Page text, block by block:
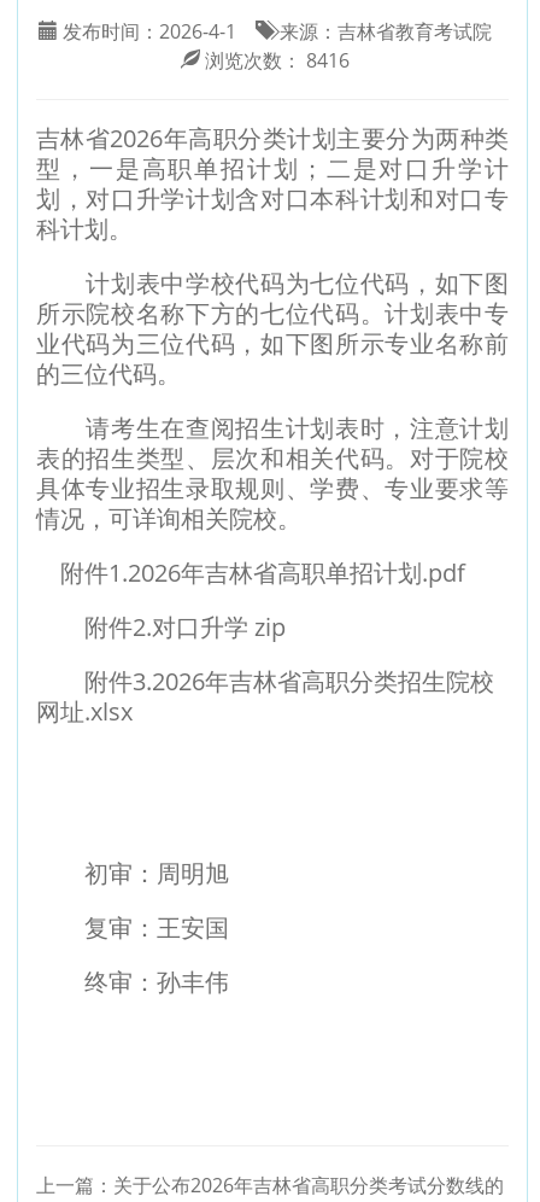
发布时间： 2026-4-1 来源： 吉林省教育考试院
浏览次数： 8416
吉林省2026年高职分类计划主要分为两种类
型，一是高职单招计划；二是对口升学计
划，对口升学计划含对口本科计划和对口专
科计划。
计划表中学校代码为七位代码，如下图
所示院校名称下方的七位代码。计划表中专
业代码为三位代码，如下图所示专业名称前
的三位代码。
请考生在查阅招生计划表时，注意计划
表的招生类型、层次和相关代码。对于院校
具体专业招生录取规则、学费、专业要求等
情况，可详询相关院校。
附件1.2026年吉林省高职单招计划.pdf
附件2.对口升学 zip
附件3.2026年吉林省高职分类招生院校
网址.xlsx
初审：周明旭
复审：王安国
终审：孙丰伟
上一篇： 关于公布2026年吉林省高职分类考试分数线的